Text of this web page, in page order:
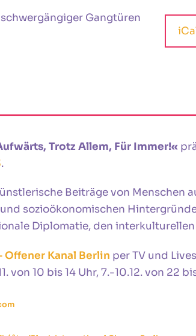
Trotz Allem, Für Immer!«
.
Beiträge von Menschen
sozioökonomischen
Diplomatie, den
Offener Kanal Berlin per TV und
von 10 bis 14 Uhr, 7.-10.12. von 22